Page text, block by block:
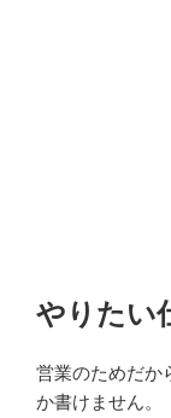
やりたい
営業のためだか
か書けません。